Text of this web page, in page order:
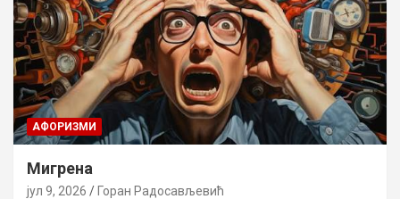
AФОРИЗМИ
Мигрена
јул 9, 2026 Горан Радосављевић